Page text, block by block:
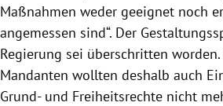
Maßnahmen weder geeignet noch
angemessen sind“. Der
Regierung sei überschritten worden.
Mandanten wollten deshalb auch
Grund- und Freiheitsrechte nicht